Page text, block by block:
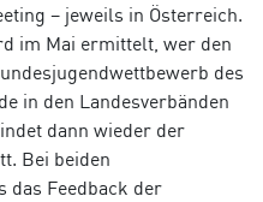
– jeweils in Österreich.
im Mai ermittelt, wer den
des
in den Landesverbänden
dann wieder der
Bei beiden
das Feedback der